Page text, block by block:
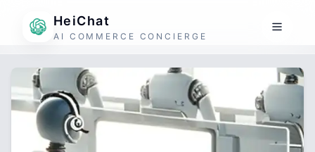
HeiChat
AI COMMERCE CONCIERGE